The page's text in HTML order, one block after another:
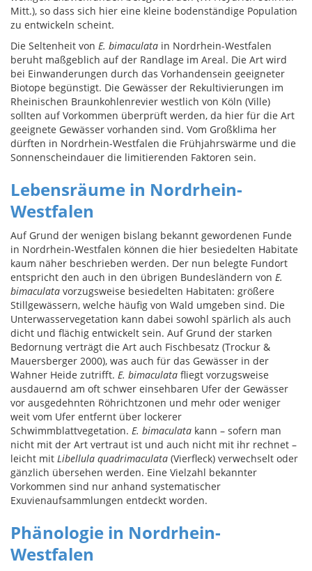
Mitt.), so dass sich hier eine kleine bodenständige Population
zu entwickeln scheint.
Die Seltenheit von E. bimaculata in Nordrhein-Westfalen
beruht maßgeblich auf der Randlage im Areal. Die Art wird
bei Einwanderungen durch das Vorhandensein geeigneter
Biotope begünstigt. Die Gewässer der Rekultivierungen im
Rheinischen Braunkohlenrevier westlich von Köln (Ville)
sollten auf Vorkommen überprüft werden, da hier für die Art
geeignete Gewässer vorhanden sind. Vom Großklima her
dürften in Nordrhein-Westfalen die Frühjahrswärme und die
Sonnenscheindauer die limitierenden Faktoren sein.
Lebensräume in Nordrhein-
Westfalen
Auf Grund der wenigen bislang bekannt gewordenen Funde
in Nordrhein-Westfalen können die hier besiedelten Habitate
kaum näher beschrieben werden. Der nun belegte Fundort
entspricht den auch in den übrigen Bundesländern von E.
bimaculata vorzugsweise besiedelten Habitaten: größere
Stillgewässern, welche häufig von Wald umgeben sind. Die
Unterwasservegetation kann dabei sowohl spärlich als auch
dicht und flächig entwickelt sein. Auf Grund der starken
Bedornung verträgt die Art auch Fischbesatz (Trockur &
Mauersberger 2000), was auch für das Gewässer in der
Wahner Heide zutrifft. E. bimaculata fliegt vorzugsweise
ausdauernd am oft schwer einsehbaren Ufer der Gewässer
vor ausgedehnten Röhrichtzonen und mehr oder weniger
weit vom Ufer entfernt über lockerer
Schwimmblattvegetation. E. bimaculata kann – sofern man
nicht mit der Art vertraut ist und auch nicht mit ihr rechnet –
leicht mit Libellula quadrimaculata (Vierfleck) verwechselt oder
gänzlich übersehen werden. Eine Vielzahl bekannter
Vorkommen sind nur anhand systematischer
Exuvienaufsammlungen entdeckt worden.
Phänologie in Nordrhein-
Westfalen